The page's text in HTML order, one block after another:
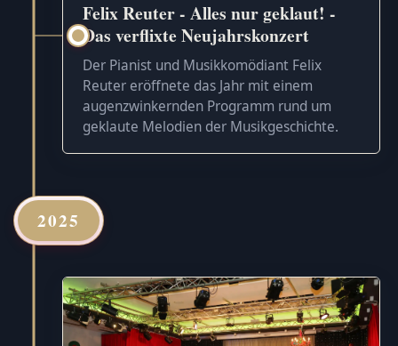
Felix Reuter - Alles nur geklaut! -
Das verflixte Neujahrskonzert
Der Pianist und Musikkomödiant Felix
Reuter eröffnete das Jahr mit einem
augenzwinkernden Programm rund um
geklaute Melodien der Musikgeschichte.
2025